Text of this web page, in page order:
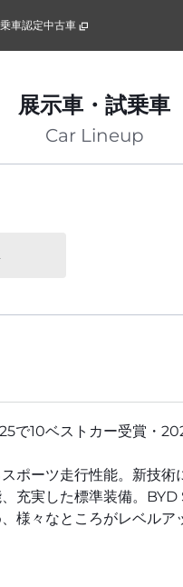
車認定中古車
展示車・試乗車
Car Lineup
で10ベストカー受賞・
ポーツ走行性能。新技
充実した標準装備。
様々なところがレベル